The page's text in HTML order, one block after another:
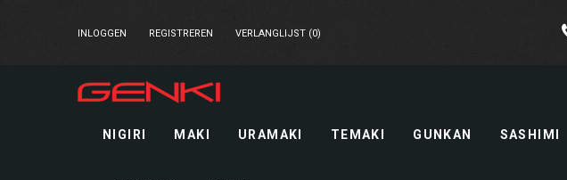
INLOGGEN REGISTREREN VERLANGLIJST (0)
NIGIRI MAKI URAMAKI TEMAKI GUNKAN SASHIMI